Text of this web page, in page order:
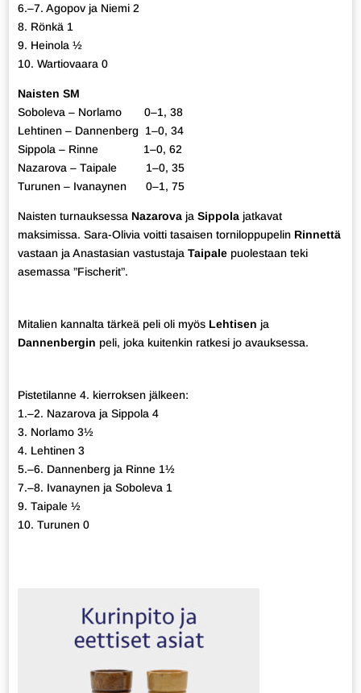
6.–7. Agopov ja Niemi 2
8. Rönkä 1
9. Heinola ½
10. Wartiovaara 0
Naisten SM
Soboleva – Norlamo 0–1, 38
Lehtinen – Dannenberg 1–0, 34
Sippola – Rinne 1–0, 62
Nazarova – Taipale 1–0, 35
Turunen – Ivanaynen 0–1, 75
Naisten turnauksessa Nazarova ja Sippola jatkavat
maksimissa. Sara-Olivia voitti tasaisen torniloppupelin Rinnettä
vastaan ja Anastasian vastustaja Taipale puolestaan teki
asemassa ”Fischerit”.
Mitalien kannalta tärkeä peli oli myös Lehtisen ja
Dannenbergin peli, joka kuitenkin ratkesi jo avauksessa.
Pistetilanne 4. kierroksen jälkeen:
1.–2. Nazarova ja Sippola 4
3. Norlamo 3½
4. Lehtinen 3
5.–6. Dannenberg ja Rinne 1½
7.–8. Ivanaynen ja Soboleva 1
9. Taipale ½
10. Turunen 0